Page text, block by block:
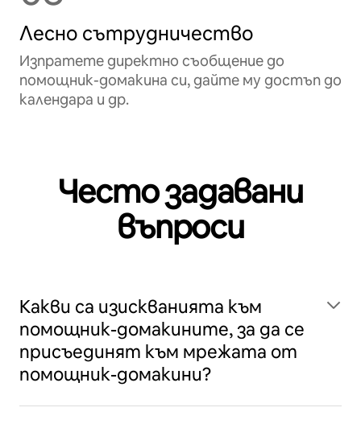
Лесно сътрудничество
Изпратете директно съобщение до
помощник-домакина си, дайте му достъп до
календара и др.
Често задавани
въпроси
Какви са изискванията към
помощник-домакините, за да се
присъединят към мрежата от
помощник-домакини?